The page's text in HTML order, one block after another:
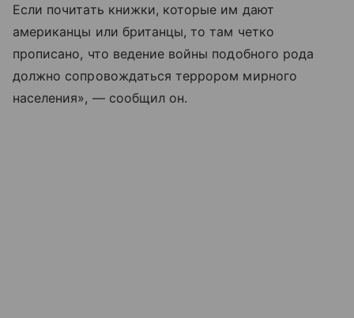
Если почитать книжки, которые им дают
американцы или британцы, то там четко
прописано, что ведение войны подобного рода
должно сопровождаться террором мирного
населения», — сообщил он.